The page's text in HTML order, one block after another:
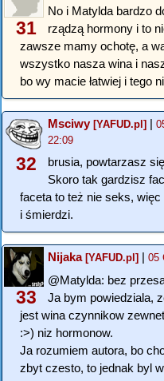
31
No i Matylda bardzo
rządzą hormony i to
zawsze mamy ochotę, a
wszystko nasza wina i
bo wy macie łatwiej i tego
32
Msciwy[YAFUD.pl] |
22:09
brusia, powtarzasz
Skoro tak gardzisz
faceta to też nie seks,
i śmierdzi.
33
Nijaka[YAFUD.pl] | 05
@Matylda: bez
Ja bym powiedziala,
jest wina czynnikow
:>) niz hormonow.
Ja rozumiem autora, bo
zbyt czesto, to jednak byl